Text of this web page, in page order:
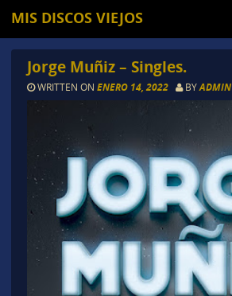
MIS DISCOS VIEJOS
Jorge Muñiz – Singles.
WRITTEN ON ENERO 14, 2022 BYADMIN